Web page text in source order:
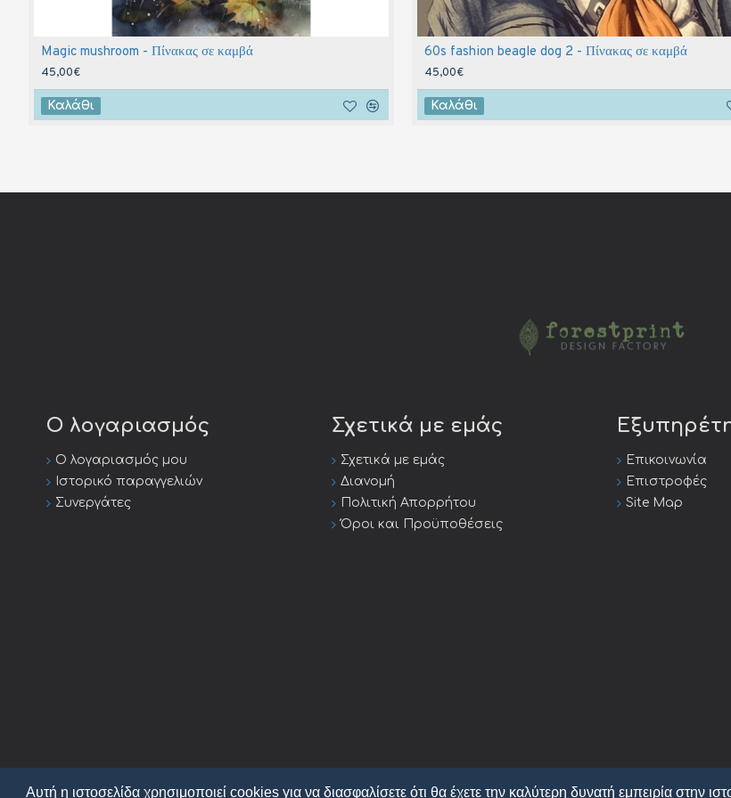
Αυτή η ιστοσελίδα χρησιμοποιεί cookies για να διασφαλίσετε ότι θα έχετε την καλύτερη δυνατή εμπειρία στην
Magic mushroom - Πίνακας σε καμβά
45,00€
Καλάθι
60s fashion beagle dog 2 - Πίνακας σε καμβά
45,00€
Καλάθι
Ο λογαριασμός
Ο λογαριασμός μου
Ιστορικό παραγγελιών
Συνεργάτες
Σχετικά με εμάς
Σχετικά με εμάς
Διανομή
Πολιτική Απορρήτου
Όροι και Προϋποθέσεις
Επικοινωνία
Επιστροφές
Site Map